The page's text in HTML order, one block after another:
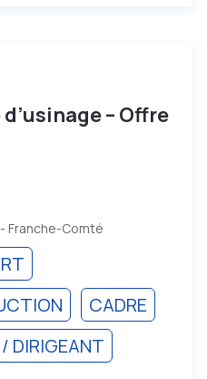
– Offre
Franche-Comté
CADRE
DIRIGEANT